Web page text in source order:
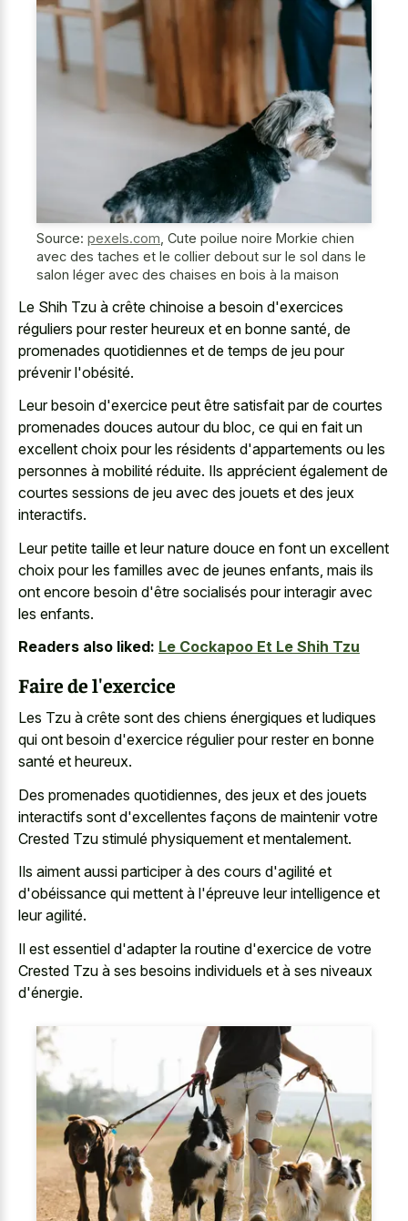
Source: pexels.com Cute poilue noire Morkie chien
avec des taches et le collier debout sur le sol dans le
salon léger avec des chaises en bois à la maison
Le Shih Tzu à crête chinoise a besoin d'exercices
réguliers pour rester heureux et en bonne santé, de
promenades quotidiennes et de temps de jeu pour
prévenir l'obésité.
Leur besoin d'exercice peut être satisfait par de courtes
promenades douces autour du bloc, ce qui en fait un
excellent choix pour les résidents d'appartements ou les
personnes à mobilité réduite. Ils apprécient également de
courtes sessions de jeu avec des jouets et des jeux
interactifs.
Leurpetite taille et leur nature douce en font un excellent
choix pour les familles avec de jeunes enfants, mais ils
ont encore besoin d'être socialisés pour interagir avec
les enfants.
Readers also liked: Le Cockapoo Et Le Shih Tzu
Faire de l'exercice
Les Tzu à crête sont des chiens énergiques et ludiques
qui ont besoin d'exercice régulier pour rester en bonne
santé et heureux.
Des promenades quotidiennes, des jeux et des jouets
interactifs sont d'excellentes façons de maintenir votre
Crested Tzu stimulé physiquement et mentalement.
Ils aiment aussi participer à des cours d'agilité et
d'obéissance qui mettent à l'épreuve leur intelligence et
leur agilité.
Il est essentiel d'adapter la routine d'exercice de votre
Crested Tzu à ses besoins individuels et à ses niveaux
d'énergie.